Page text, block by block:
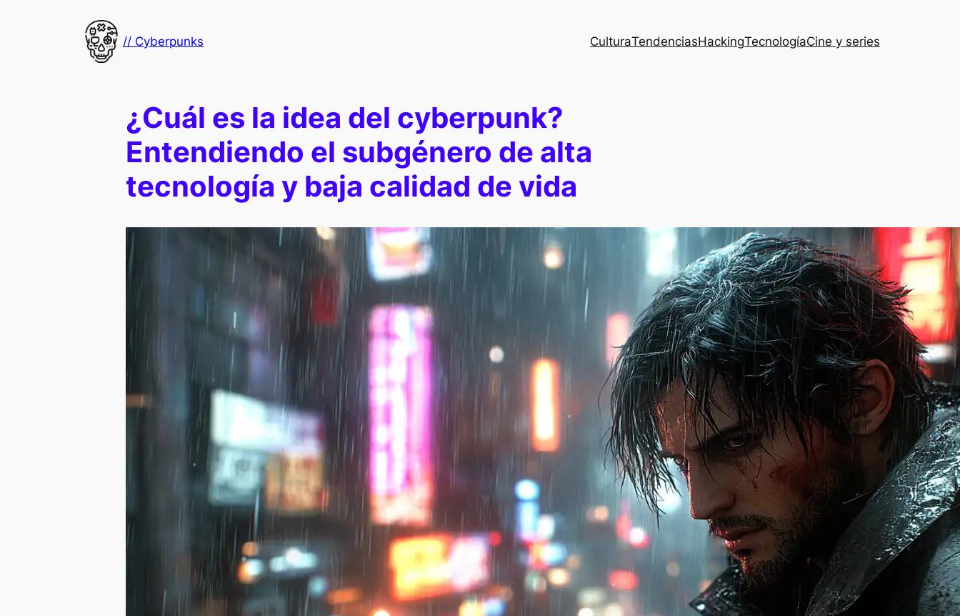
// Cyberpunks CulturaTendenciasHackingTecnologíaCine y series
¿Cuál es la idea del cyberpunk?
Entendiendo el subgénero de alta
tecnología y baja calidad de vida